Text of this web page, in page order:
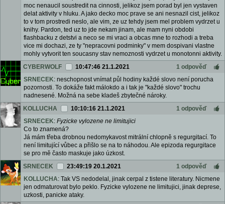
moc nenaucil soustredit na cinnosti, jelikoz jsem porad byl jen vystaven
delat aktivity v hluku. A jako decko moc prave se ani nesnazil cist, jelikoz
to v tom prostredi neslo, ale vim, ze uz tehdy jsem mel problem vydrzet u
knihy. Pardon, ted uz to jde nekam jinam, ale mam nyni obdobi
flashbacku z detstvi a neco se mi vraci a obcas mne to rozhodi a treba
vice mi dochazi, ze ty "nepracovni podminky" v mem dospivani vlastne
mohly vytvorit ten soucasny stav nemoznosti vydrzet u monotonni aktivity.
CYBERWOLF
10:47:46 21.1.2021
1 odpověď
SRNECEK: neschopnost vnímat půl hodiny každé slovo není porucha
pozornosti. To dokáže fakt málokdo a i tak je "každé slovo" trochu
nadnesené. Možná na sebe kladeš zbytečné nároky.
KOLLUCHA
10:10:16 21.1.2021
1 odpověď
SRNECEK: Fyzicke vylozene ne limitujici
Co to znamená?
Já mám třeba drobnou nedomykavost mitrální chlopně s regurgitací. To
není limitující vůbec a přišlo se na to náhodou. Ale epizoda regurgitace
se pro mě často maskuje jako úzkost.
SRNECEK
23:49:19 20.1.2021
1 odpověď
KOLLUCHA: Tak VS nedodelal, jinak cerpal z tistene literatury. Nicmene
jen odmaturovat bylo peklo. Fyzicke vylozene ne limitujici, jinak deprese,
uzkosti, panicke ataky.